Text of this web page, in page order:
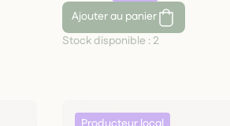
Ajouter
au panier
Stock disponible : 2